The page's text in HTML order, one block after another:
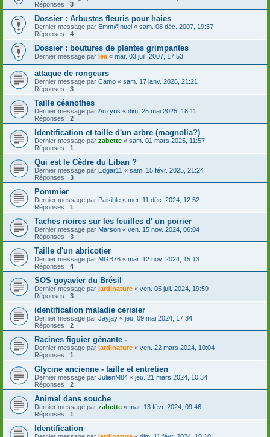
Réponses : 3
Dossier : Arbustes fleuris pour haies
Dernier message par Emm@nuel « sam. 08 déc. 2007, 19:57
Réponses : 4
Dossier : boutures de plantes grimpantes
Dernier message par lea « mar. 03 juil. 2007, 17:53
attaque de rongeurs
Dernier message par Camo « sam. 17 janv. 2026, 21:21
Réponses : 3
Taille céanothes
Dernier message par Auzyris « dim. 25 mai 2025, 18:11
Réponses : 2
Identification et taille d'un arbre (magnolia?)
Dernier message par zabette « sam. 01 mars 2025, 11:57
Réponses : 1
Qui est le Cèdre du Liban ?
Dernier message par Edgar11 « sam. 15 févr. 2025, 21:24
Réponses : 3
Pommier
Dernier message par Paisible « mer. 11 déc. 2024, 12:52
Réponses : 1
Taches noires sur les feuilles d' un poirier
Dernier message par Marson « ven. 15 nov. 2024, 06:04
Réponses : 3
Taille d'un abricotier
Dernier message par MGB76 « mar. 12 nov. 2024, 15:13
Réponses : 4
SOS goyavier du Brésil
Dernier message par jardinature « ven. 05 juil. 2024, 19:59
Réponses : 3
identification maladie cerisier
Dernier message par Jayjay « jeu. 09 mai 2024, 17:34
Réponses : 2
Racines figuier gênante -
Dernier message par jardinature « ven. 22 mars 2024, 10:04
Réponses : 1
Glycine ancienne - taille et entretien
Dernier message par JulienM84 « jeu. 21 mars 2024, 10:34
Réponses : 2
Animal dans souche
Dernier message par zabette « mar. 13 févr. 2024, 09:46
Réponses : 1
Identification